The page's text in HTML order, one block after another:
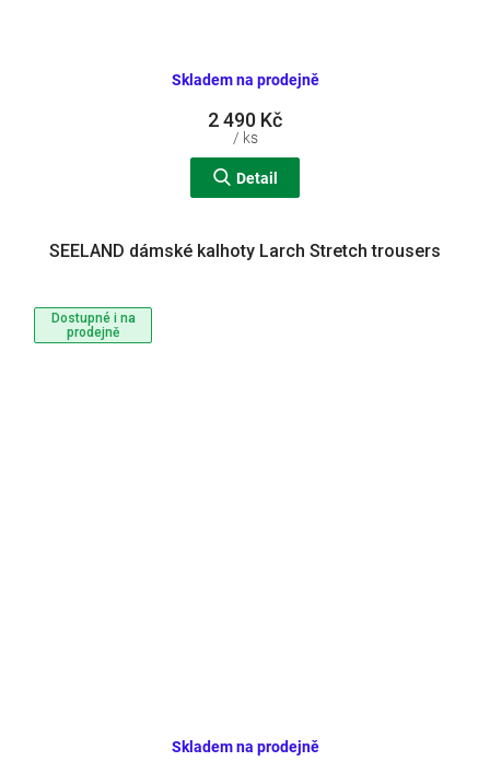
Skladem na prodejně
2 490 Kč
/ ks
Detail
Dostupné i na
prodejně
SEELAND dámské kalhoty Larch Stretch trousers
Skladem na prodejně